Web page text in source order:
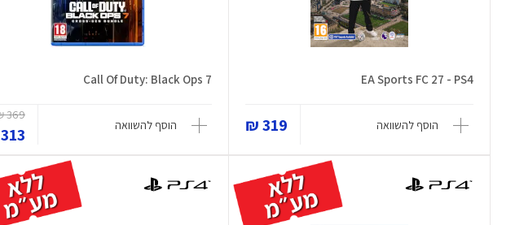
EA Sports FC 27 - PS4
הוסף להשוואה 319 ₪
Call Of Duty: Black Ops 7
הוסף להשוואה
369 ₪
313 ₪